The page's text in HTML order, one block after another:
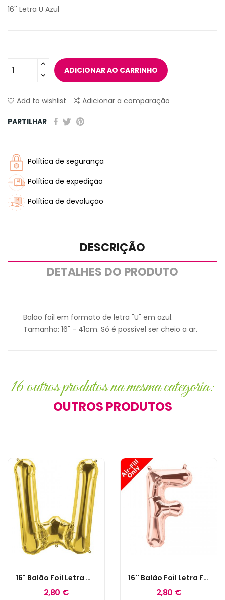
16'' Letra U Azul
ADICIONAR AO CARRINHO
Add to wishlist Adicionar a comparação
PARTILHAR
Política de segurança
Política de expedição
Política de devolução
DESCRIÇÃO
DETALHES DO PRODUTO
Balão foil em formato de letra "U" em azul.
Tamanho: 16" - 41cm. Só é possível ser cheio a ar.
16 outros produtos na mesma categoria:
OUTROS PRODUTOS
16" Balão Foil Letra W Dourado
2,80 €
16'' Balão Foil Letra F Rose Gold
2,80 €